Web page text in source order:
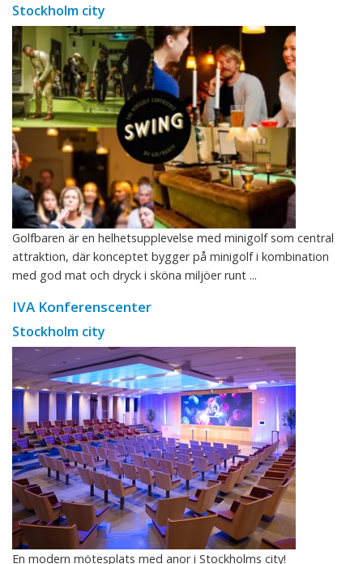
Stockholm city
Golfbaren är en helhetsupplevelse med minigolf som central
attraktion, där konceptet bygger på minigolf i kombination
med god mat och dryck i sköna miljöer runt ...
IVA Konferenscenter
Stockholm city
En modern mötesplats med anor i Stockholms city!